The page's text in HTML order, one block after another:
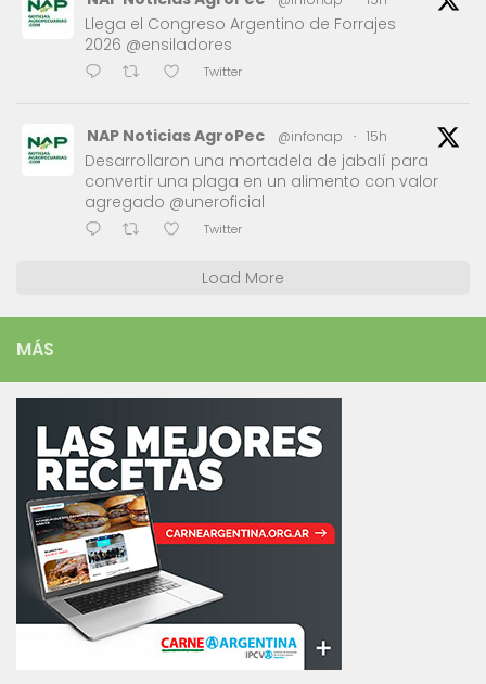
Llega el Congreso Argentino de Forrajes
2026 @ensiladores
Twitter
NAP Noticias AgroPec @infonap · 15h
Desarrollaron una mortadela de jabalí para
convertir una plaga en un alimento con valor
agregado @uneroficial
Twitter
Load More
MÁS